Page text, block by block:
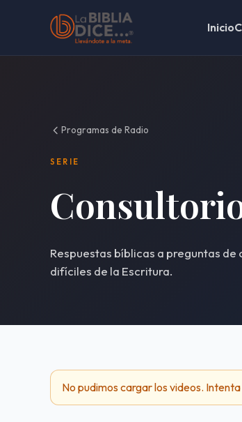
Inicio
Programas de Radio
SERIE
Respuestas bíblicas a preguntas
difíciles de la Escritura.
No pudimos cargar los videos.